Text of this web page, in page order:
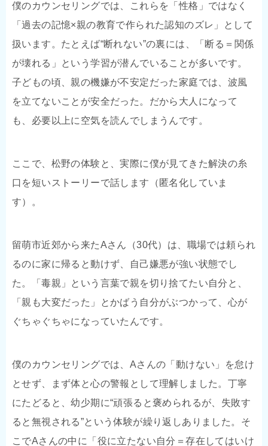
僕のカウンセリングでは、これらを「性格」ではなく
「過去の記憶×親の教育で作られた認知のズレ」として
扱います。たとえば“断れない”の裏には、「断る＝関係
が壊れる」という学習が潜んでいることが多いです。
子どもの頃、親の機嫌が不安定だった家庭では、波風
を立てないことが安全だった。だから大人になって
も、必要以上に空気を読んでしまうんです。
ここで、松野の体験と、実際に僕が見てきた解決の糸
口を短いストーリーで話します（匿名化していま
す）。
留萌市近郊から来たAさん（30代）は、職場では頼られ
るのに家に帰ると動けず、自己嫌悪が強い状態でし
た。「毒親」という言葉で親を切り捨てたい自分と、
「親も大変だった」とかばう自分がぶつかって、心が
ぐちゃぐちゃになっていたんです。
僕のカウンセリングでは、Aさんの「動けない」を怠け
とせず、まず体と心の警報として理解しました。丁寧
にたどると、幼少期に“頑張ると褒められるが、失敗す
ると無視される”という体験が繰り返しありました。そ
こでAさんの中に「役に立たない自分＝存在してはいけ